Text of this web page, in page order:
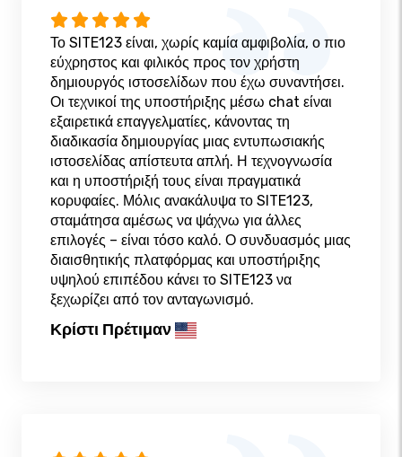
Το SITE123 είναι, χωρίς καμία αμφιβολία, ο πιο
εύχρηστος και φιλικός προς τον χρήστη
δημιουργός ιστοσελίδων που έχω συναντήσει.
Οι τεχνικοί της υποστήριξης μέσω chat είναι
εξαιρετικά επαγγελματίες, κάνοντας τη
διαδικασία δημιουργίας μιας εντυπωσιακής
ιστοσελίδας απίστευτα απλή. Η τεχνογνωσία
και η υποστήριξή τους είναι πραγματικά
κορυφαίες. Μόλις ανακάλυψα το SITE123,
σταμάτησα αμέσως να ψάχνω για άλλες
επιλογές – είναι τόσο καλό. Ο συνδυασμός μιας
διαισθητικής πλατφόρμας και υποστήριξης
υψηλού επιπέδου κάνει το SITE123 να
ξεχωρίζει από τον ανταγωνισμό.
Κρίστι Πρέτιμαν